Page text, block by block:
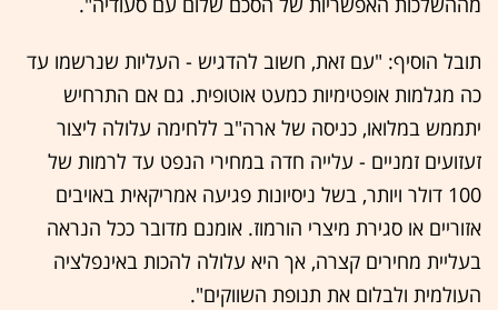
תובל הוסיף: "עם זאת, חשוב להדגיש - העליות שנרשמו עד
כה מגלמות אופטימיות כמעט אוטופית. גם אם התרחיש
יתממש במלואו, כניסה של ארה"ב ללחימה עלולה ליצור
זעזועים זמניים - עלייה חדה במחירי הנפט עד לרמות של
100 דולר ויותר, בשל ניסיונות פגיעה אמריקאית באויבים
אזוריים או סגירת מיצרי הורמוז. אומנם מדובר ככל הנראה
בעליית מחירים קצרה, אך היא עלולה להכות באינפלציה
העולמית ולבלום את תנופת השווקים".